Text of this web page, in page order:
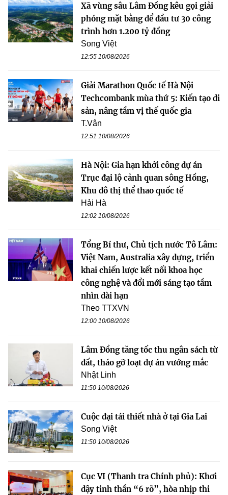
Xã vùng sâu Lâm Đồng kêu gọi giải
phóng mặt bằng để đầu tư 30 công
trình hơn 1.200 tỷ đồng
Song Việt
12:55 10/08/2026
Giải Marathon Quốc tế Hà Nội
Techcombank mùa thứ 5: Kiến tạo di
sản, nâng tầm vị thế quốc gia
T.Vân
12:51 10/08/2026
Hà Nội: Gia hạn khởi công dự án
Trục đại lộ cảnh quan sông Hồng,
Khu đô thị thể thao quốc tế
Hải Hà
12:02 10/08/2026
Tổng Bí thư, Chủ tịch nước Tô Lâm:
Việt Nam, Australia xây dựng, triển
khai chiến lược kết nối khoa học
công nghệ và đổi mới sáng tạo tầm
nhìn dài hạn
Theo TTXVN
12:00 10/08/2026
Lâm Đồng tăng tốc thu ngân sách từ
đất, tháo gỡ loạt dự án vướng mắc
Nhật Linh
11:50 10/08/2026
Cuộc đại tái thiết nhà ở tại Gia Lai
Song Việt
11:50 10/08/2026
Cục VI (Thanh tra Chính phủ): Khơi
dậy tinh thần “6 rõ”, hòa nhịp thi